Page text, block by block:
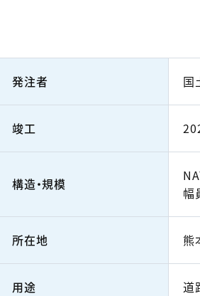
発注者 国
竣工
構造・規模
幅
所在地 熊
用途 道